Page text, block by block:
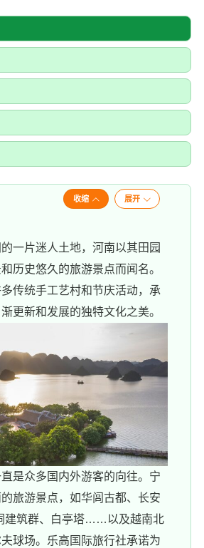
一片迷人土地，河南以其田园
历史悠久的旅游景点而闻名。
传统手工艺村和节庆活动，承
更新和发展的独特文化之美。
是众多国内外游客的向往。宁
旅游景点，如华闾古都、长安
建筑群、白亭塔……以及越南北
球场。乐高国际旅行社承诺为
收缩 展开